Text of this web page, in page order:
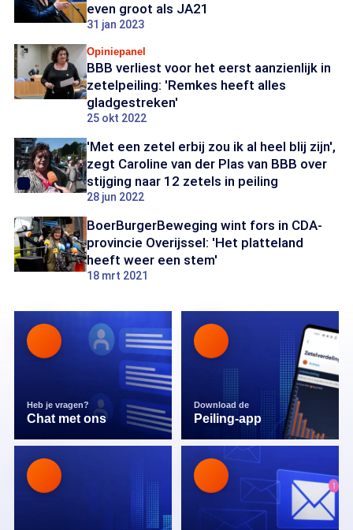
even groot als JA21
31 jan 2023
Opiniepanel
BBB verliest voor het eerst aanzienlijk in
zetelpeiling: 'Remkes heeft alles
gladgestreken'
25 okt 2022
'Met een zetel erbij zou ik al heel blij zijn',
zegt Caroline van der Plas van BBB over
stijging naar 12 zetels in peiling
28 jun 2022
BoerBurgerBeweging wint fors in CDA-
provincie Overijssel: 'Het platteland
heeft weer een stem'
18 mrt 2021
Heb je vragen?
Chat met ons
Download de
Peiling-app